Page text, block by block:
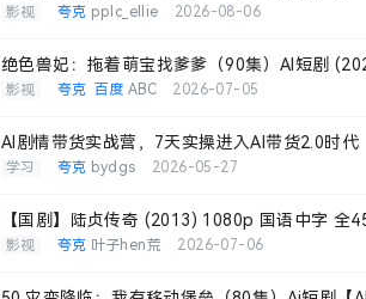
影视 夸克 pplc_ellie 2026-08-06
绝色兽妃：拖着萌宝找爹爹（90集）AI短剧
影视 夸克 百度 ABC 2026-07-05
AI剧情带货实战营，7天实操进入AI带货2.0时代
学习 夸克 bydgs 2026-05-27
【国剧】陆贞传奇 (2013) 1080p 国语中字 全
影视 夸克 叶子hen荒 2026-07-06